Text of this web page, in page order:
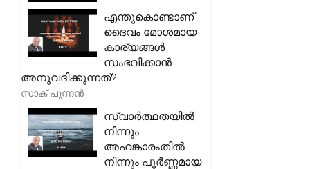
എന്തുകൊണ്ടാണ്
ദൈവം മോശമായ
കാര്യങ്ങൾ
സംഭവിക്കാൻ
അനുവദിക്കുന്നത്?
സാക് പുന്നൻ
സ്വാർത്ഥതയിൽ
നിന്നും
അഹങ്കാരംതിൽ
നിന്നും പൂർണ്ണമായ